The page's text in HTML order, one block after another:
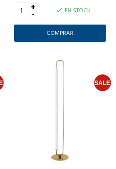
+
- EN STOCK